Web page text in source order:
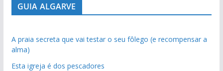
GUIA ALGARVE
A praia secreta que vai testar o seu fôlego (e recompensar a
alma)
Esta igreja é dos pescadores